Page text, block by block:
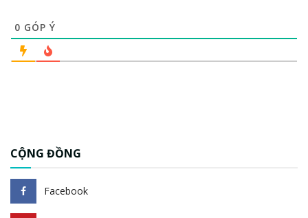
0 GÓP Ý
CỘNG ĐỒNG
Facebook